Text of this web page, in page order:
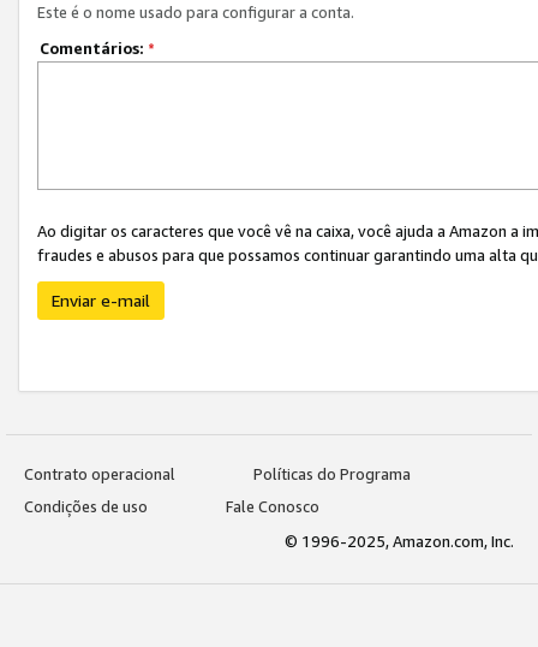
Este é o nome usado para configurar a conta.
Comentários: *
Ao digitar os caracteres que você vê na caixa, você ajuda a Amazon
fraudes e abusos para que possamos continuar garantindo uma alta
Enviar e-mail
Contrato operacional
Políticas do Programa
Condições de uso
Fale Conosco
© 1996-2025, Amazon.com, Inc.